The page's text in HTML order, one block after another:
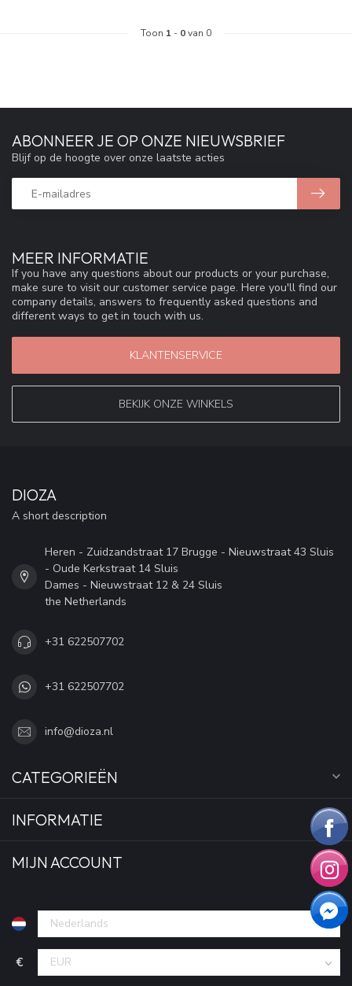
Toon 1 - 0van 0
MEER INFORMATIE
If you have any questions about our products or your purchase,
make sure to visit our customer service page. Here you'll find our
company details, answers to frequently asked questions and
different ways to get in touch with us.
KLANTENSERVICE
BEKIJK ONZE WINKELS
ABONNEER JE OP ONZE NIEUWSBRIEF
Blijf op de hoogte over onze laatste acties
DIOZA
A short description
Heren - Zuidzandstraat 17 Brugge - Nieuwstraat 43 Sluis
- Oude Kerkstraat 14 Sluis
Dames - Nieuwstraat 12 & 24 Sluis
the Netherlands
+31 622507702
+31 622507702
info@dioza.nl
CATEGORIEËN
INFORMATIE
MIJN ACCOUNT
€